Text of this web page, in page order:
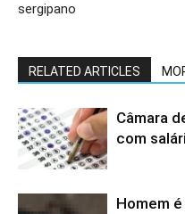
sergipano
RELATED ARTICLES
Câmara
com
Homem